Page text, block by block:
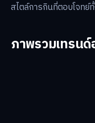
สไตล์การกินที่ตอบโจทย์
ภาพรวมเทรน